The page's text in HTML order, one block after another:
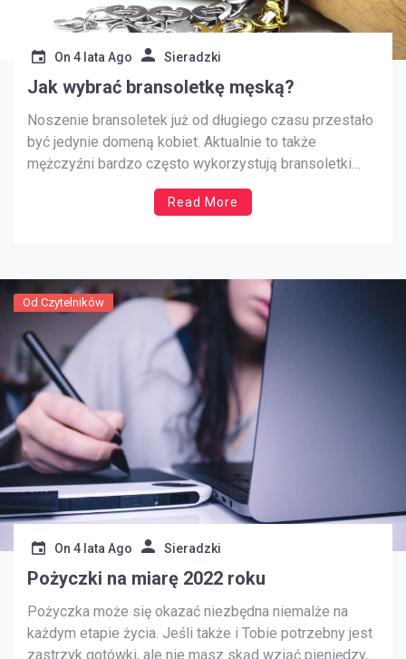
On 4 lata Ago Sieradzki
Jak wybrać bransoletkę męską?
Noszenie bransoletek już od długiego czasu przestało
być jedynie domeną kobiet. Aktualnie to także
mężczyźni bardzo często wykorzystują bransoletki
jako dodatek na co dzień oraz na ważniejsze okazje.
Ten stosunkowo niewielki element potrafi całkowicie
Read More
Od Czytelników
On 4 lata Ago Sieradzki
Pożyczki na miarę 2022 roku
Pożyczka może się okazać niezbędna niemalże na
każdym etapie życia. Jeśli także i Tobie potrzebny jest
zastrzyk gotówki, ale nie masz skąd wziąć pieniędzy,